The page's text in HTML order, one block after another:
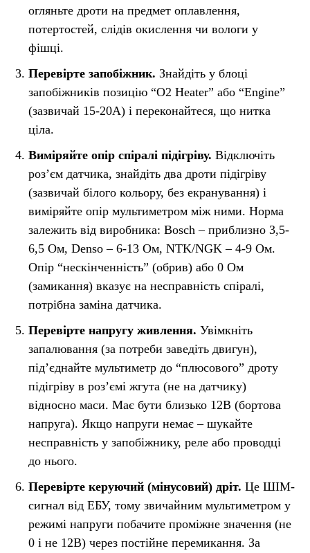
огляньте дроти на предмет оплавлення,
потертостей, слідів окислення чи вологи у
фішці.
Перевірте запобіжник. Знайдіть у блоці
запобіжників позицію “O2 Heater” або “Engine”
(зазвичай 15-20А) і переконайтеся, що нитка
ціла.
Виміряйте опір спіралі підігріву. Відключіть
роз’єм датчика, знайдіть два дроти підігріву
(зазвичай білого кольору, без екранування) і
виміряйте опір мультиметром між ними. Норма
залежить від виробника: Bosch – приблизно 3,5-
6,5 Ом, Denso – 6-13 Ом, NTK/NGK – 4-9 Ом.
Опір “нескінченність” (обрив) або 0 Ом
(замикання) вказує на несправність спіралі,
потрібна заміна датчика.
Перевірте напругу живлення. Увімкніть
запалювання (за потреби заведіть двигун),
під’єднайте мультиметр до “плюсового” дроту
підігріву в роз’ємі жгута (не на датчику)
відносно маси. Має бути близько 12В (бортова
напруга). Якщо напруги немає – шукайте
несправність у запобіжнику, реле або проводці
до нього.
Перевірте керуючий (мінусовий) дріт. Це ШІМ-
сигнал від ЕБУ, тому звичайним мультиметром у
режимі напруги побачите проміжне значення (не
0 і не 12В) через постійне перемикання. За